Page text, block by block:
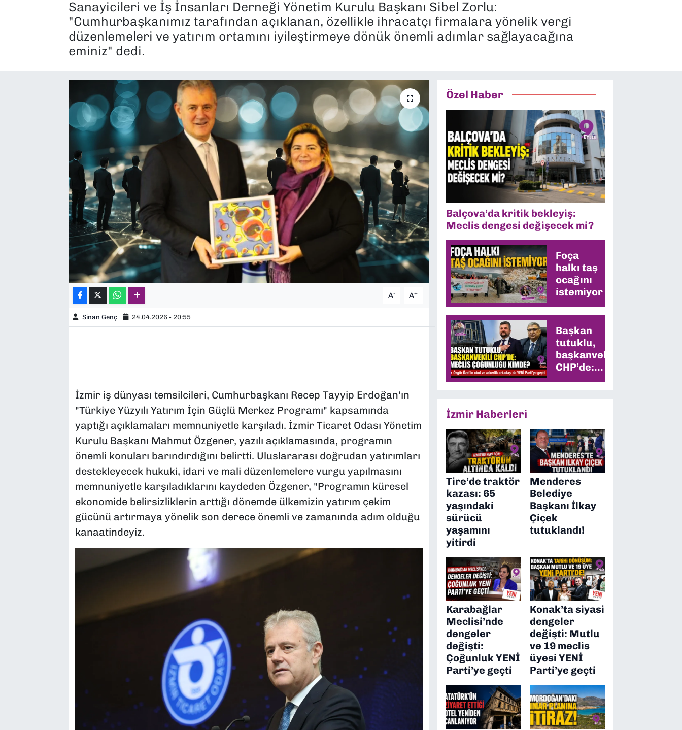
Sanayicileri ve İş İnsanları Derneği Yönetim Kurulu Başkanı Sibel Zorlu:
"Cumhurbaşkanımız tarafından açıklanan, özellikle ihracatçı firmalara yönelik vergi
düzenlemeleri ve yatırım ortamını iyileştirmeye dönük önemli adımlar sağlayacağına
eminiz" dedi.
A- A+
Sinan Genç 24.04.2026 - 20:55
İzmir iş dünyası temsilcileri, Cumhurbaşkanı Recep Tayyip Erdoğan'ın
"Türkiye Yüzyılı Yatırım İçin Güçlü Merkez Programı" kapsamında
yaptığı açıklamaları memnuniyetle karşıladı. İzmir Ticaret Odası Yönetim
Kurulu Başkanı Mahmut Özgener, yazılı açıklamasında, programın
önemli konuları barındırdığını belirtti. Uluslararası doğrudan yatırımları
destekleyecek hukuki, idari ve mali düzenlemelere vurgu yapılmasını
memnuniyetle karşıladıklarını kaydeden Özgener, "Programın küresel
ekonomide belirsizliklerin arttığı dönemde ülkemizin yatırım çekim
gücünü artırmaya yönelik son derece önemli ve zamanında adım olduğu
kanaatindeyiz.
Özel Haber
Balçova’da kritik bekleyiş:
Meclis dengesi değişecek mi?
Foça
halkı taş
ocağını
istemiyor
Başkan
tutuklu,
başkanvekili
CHP’de:
Meclis
İzmir Haberleri
Tire’de traktör
kazası: 65
yaşındaki
sürücü
yaşamını
yitirdi
Menderes
Belediye
Başkanı İlkay
Çiçek
tutuklandı!
Karabağlar
Meclisi’nde
dengeler
değişti:
Çoğunluk YENİ
Parti’ye geçti
Konak’ta siyasi
dengeler
değişti: Mutlu
ve 19 meclis
üyesi YENİ
Parti’ye geçti
YEREL YÖNETİMLER